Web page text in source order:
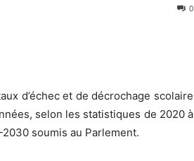
0
d’échec et de décrochage scolaire
selon les statistiques de 2020 à
soumis au Parlement.